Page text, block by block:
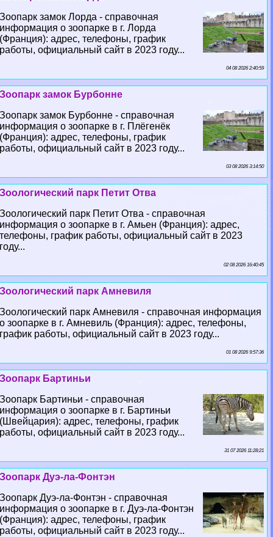
Зоопарк замок Лорда - справочная
информация о зоопарке в г. Лорда
(Франция): адрес, телефоны, график
работы, официальный сайт в 2023 году...
04 08 2026 2:40:59
Зоопарк замок Бурбонне
Зоопарк замок Бурбонне - справочная
информация о зоопарке в г. Плёгенёк
(Франция): адрес, телефоны, график
работы, официальный сайт в 2023 году...
03 08 2026 3:14:50
Зоологический парк Петит Отва
Зоологический парк Петит Отва - справочная
информация о зоопарке в г. Амьен (Франция): адрес,
телефоны, график работы, официальный сайт в 2023
году...
02 08 2026 16:40:45
Зоологический парк Амневиля
Зоологический парк Амневиля - справочная информация
о зоопарке в г. Амневиль (Франция): адрес, телефоны,
график работы, официальный сайт в 2023 году...
01 08 2026 9:57:36
Зоопарк Бартиньи
Зоопарк Бартиньи - справочная
информация о зоопарке в г. Бартиньи
(Швейцария): адрес, телефоны, график
работы, официальный сайт в 2023 году...
31 07 2026 11:28:21
Зоопарк Дуэ-ла-Фонтэн
Зоопарк Дуэ-ла-Фонтэн - справочная
информация о зоопарке в г. Дуэ-ла-Фонтэн
(Франция): адрес, телефоны, график
работы, официальный сайт в 2023 году...